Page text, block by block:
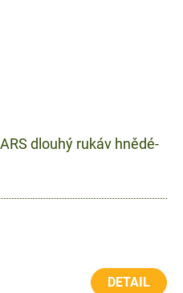
dlouhý rukáv hnědé-
DETAIL